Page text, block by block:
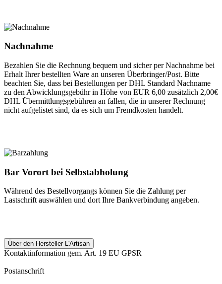
Nachnahme
Bezahlen Sie die Rechnung bequem und sicher per Nachnahme bei
Erhalt Ihrer bestellten Ware an unseren Überbringer/Post. Bitte
beachten Sie, dass bei Bestellungen per DHL Standard Nachname
zu den Abwicklungsgebühr in Höhe von EUR 6,00 zusätzlich 2,00€
DHL Übermittlungsgebühren an fallen, die in unserer Rechnung
nicht aufgelistet sind, da es sich um Fremdkosten handelt.
Bar Vorort bei Selbstabholung
Während des Bestellvorgangs können Sie die Zahlung per
Lastschrift auswählen und dort Ihre Bankverbindung angeben.
Über den Hersteller L'Artisan
Kontaktinformation gem. Art. 19 EU GPSR
Postanschrift